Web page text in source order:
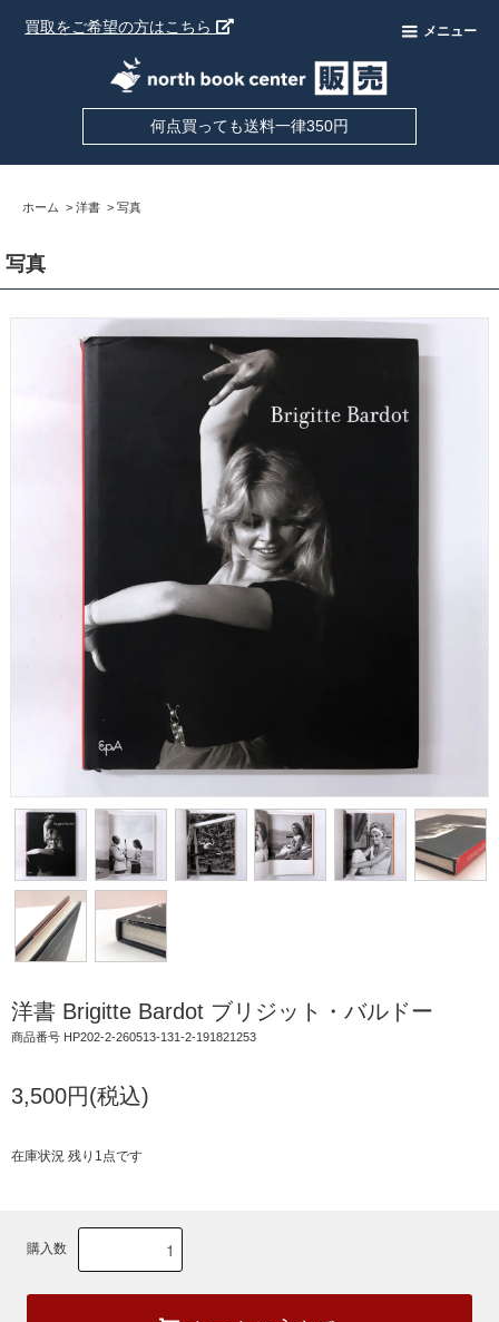
買取をご希望の方はこちら メニュー
何点買っても送料一律350円
ホーム > 洋書 > 写真
写真
洋書 Brigitte Bardot ブリジット・バルドー
商品番号 HP202-2-260513-131-2-191821253
3,500円(税込)
在庫状況 残り1点です
購入数